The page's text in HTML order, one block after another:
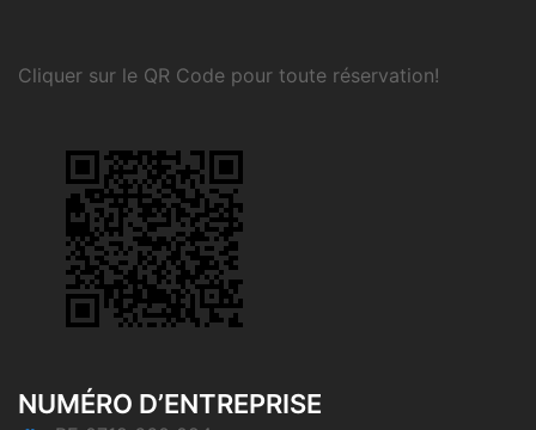
Cliquer sur le QR Code pour toute réservation!
NUMÉRO D’ENTREPRISE